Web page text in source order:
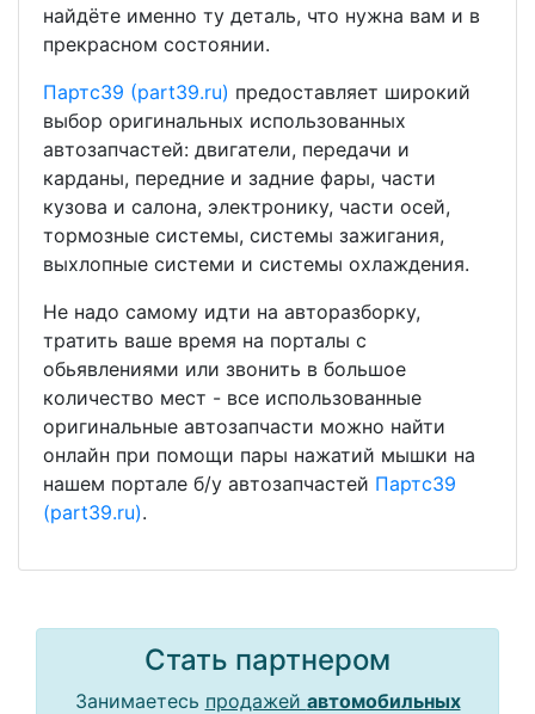
найдёте именно ту деталь, что нужна вам и в
прекрасном состоянии.
Партс39 (part39.ru) предоставляет широкий
выбор оригинальных использованных
автозапчастей: двигатели, передачи и
карданы, передние и задние фары, части
кузова и салона, электронику, части осей,
тормозные системы, системы зажигания,
выхлопные системи и системы охлаждения.
Не надо самому идти на авторазборку,
тратить ваше время на порталы с
обьявлениями или звонить в большое
количество мест - все использованные
оригинальные автозапчасти можно найти
онлайн при помощи пары нажатий мышки на
нашем портале б/у автозапчастей Партс39
(part39.ru).
Стать партнером
Занимаетесь продажей автомобильных